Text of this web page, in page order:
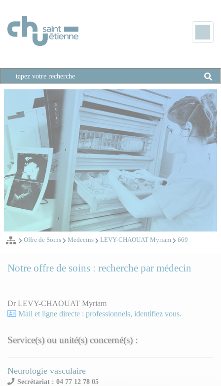
Offre de Soins Medecins LEVY-CHAOUAT Myriam 669
Notre offre de soins : recherche par médecin
Dr LEVY-CHAOUAT Myriam
Mail et ligne directe : professionnels, identifiez vous.
Service(s) ou unité(s) concerné(s) :
Neurologie vasculaire
Secrétariat : 04 77 12 78 05